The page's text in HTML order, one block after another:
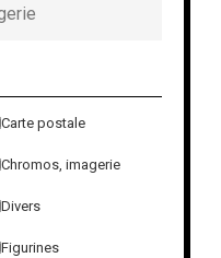
Carte postale
Chromos, imagerie
Divers
Figurines